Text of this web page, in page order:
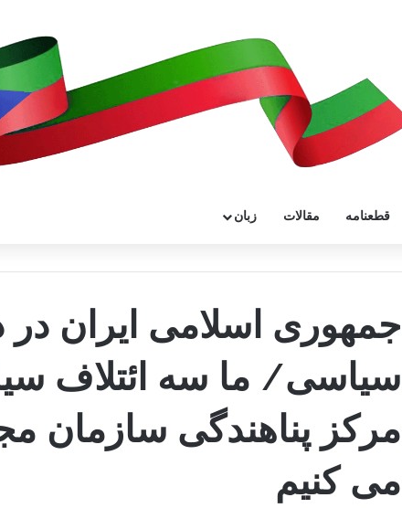
قطعنامه مقالات زبان
جمهوری اسلامی ایران در
سیاسی/ ما سه ائتلاف
مرکز پناهندگی سازمان
می کنیم